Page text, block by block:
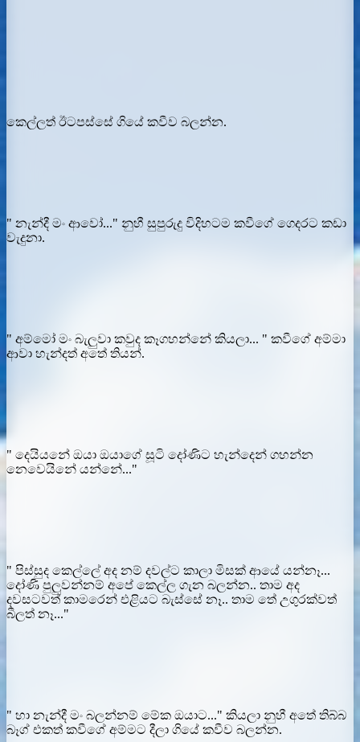
කෙල්ලත් ඊටපස්සේ ගියේ කවීව බලන්න.
" නැන්දී මං ආවෝ..." නුහී සුපුරුදු විදිහටම කවීගේ ගෙදරට කඩා
වැදුනා.
" අම්මෝ මං බැලුවා කවුද කෑගහන්නේ කියලා... " කවීගේ අම්මා
ආවා හැන්දත් අතේ තියන්.
" දෙයියනේ ඔයා ඔයාගේ සූටි දෝණිට හැන්දෙන් ගහන්න
නෙවෙයිනේ යන්නේ..."
" පිස්සුද කෙල්ලේ අද නම් දවල්ට කාලා මිසක් ආයේ යන්නෑ...
දෝණි පුලුවන්නම් අපේ කෙල්ල ගැන බලන්න.. තාම අද
දවසටවත් කාමරෙන් එළියට බැස්සේ නෑ.. තාම තේ උගුරක්වත්
බීලත් නෑ..."
" හා නැන්දී මං බලන්නම් මේක ඔයාට..." කියලා නුහී අතේ තිබ්බ
බෑග් එකත් කවීගේ අම්මට දීලා ගියේ කවීව බලන්න.